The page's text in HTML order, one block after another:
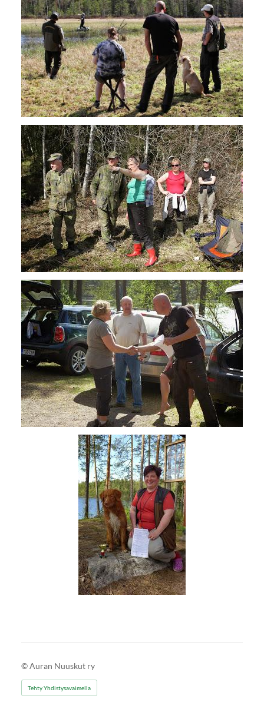
©Auran Nuuskut ry
Tehty Yhdistysavaimella